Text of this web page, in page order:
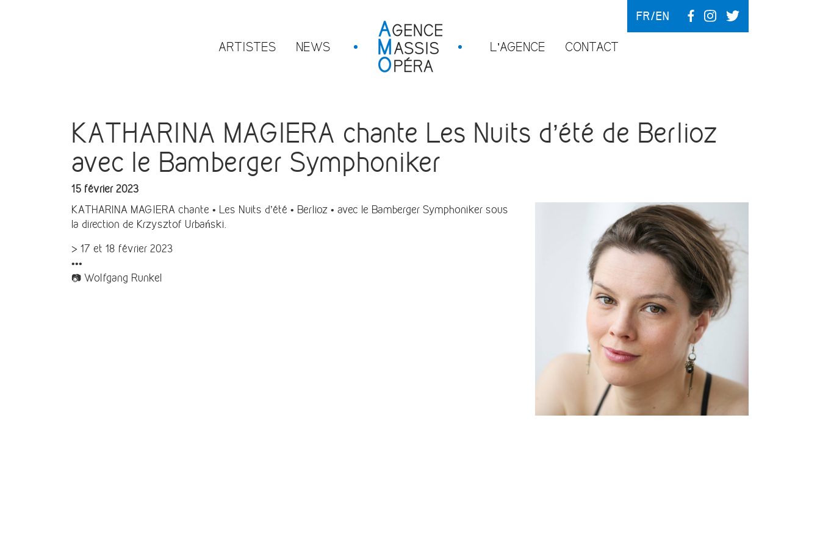
ARTISTES NEWS L’AGENCE CONTACT
FR EN
KATHARINA MAGIERA chante Les Nuits d’été de Berlioz
avec le Bamberger Symphoniker
15 février 2023
KATHARINA MAGIERA chante • Les Nuits d’été • Berlioz • avec le Bamberger Symphoniker sous
la direction de Krzysztof Urbański.
> 17 et 18 février 2023
•••
📷 Wolfgang Runkel